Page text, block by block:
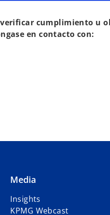
cumplimiento u
en contacto con:
Media
Insights
KPMG Webcast